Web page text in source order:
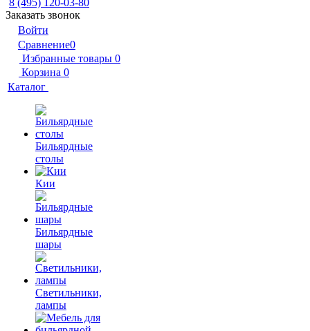
8 (495) 120-03-80
Заказать звонок
Войти
Сравнение0
Избранные товары 0
Корзина 0
Каталог
Бильярдные
столы
Кии
Бильярдные
шары
Светильники,
лампы